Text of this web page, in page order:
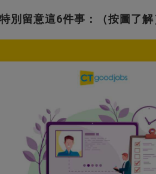
別留意這6件事：（按圖了解